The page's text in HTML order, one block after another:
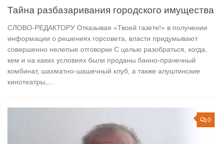
Тайна разбазаривания городского имущества
СЛОВО-РЕДАКТОРУ Отказывая «Твоей газете!» в получении
информации о решениях горсовета, власти придумывают
совершенно нелепые отговорки С целью разобраться, когда,
кем и на каких условиях были проданы банно-прачечный
комбинат, шахматно-шашечный клуб, а также алуштинские
кинотеатры,...
0